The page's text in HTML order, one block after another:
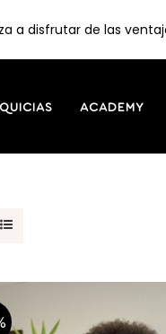
ACADEMY
a disfrutar de las